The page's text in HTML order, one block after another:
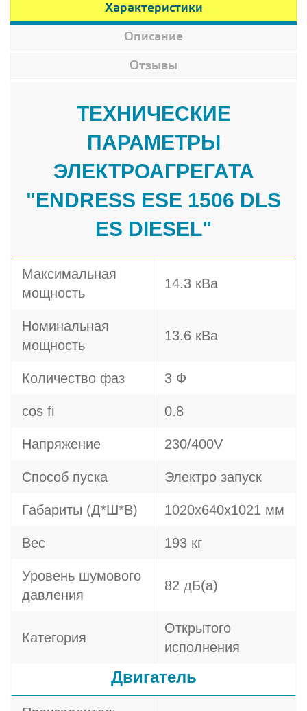
Характеристики
Описание
Отзывы
ТЕХНИЧЕСКИЕ
ПАРАМЕТРЫ
ЭЛЕКТРОАГРЕГАТА
"ENDRESS ESE 1506 DLS
ES DIESEL"
Максимальная
мощность
14.3 кВа
Номинальная
мощность
13.6 кВа
Количество фаз 3 Ф
cos fi 0.8
Напряжение 230/400V
Способ пуска Электро запуск
Габариты (Д*Ш*В) 1020х640х1021 мм
Вес 193 кг
Уровень шумового
давления
82 дБ(а)
Категория
Открытого
исполнения
Двигатель